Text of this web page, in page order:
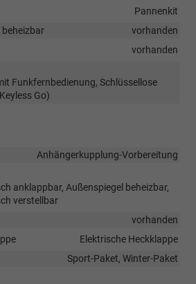
Pannenkit
vorhanden
vorhanden
Funkfernbedienung, Schlüssellose
Go)
Anhängerkupplung-Vorbereitung
anklappbar, Außenspiegel beheizbar,
verstellbar
vorhanden
Elektrische Heckklappe
Sport-Paket, Winter-Paket